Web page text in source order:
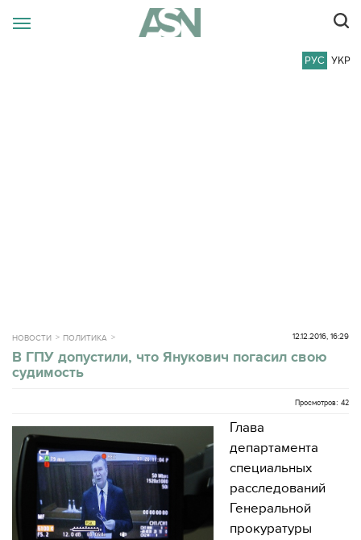
РУС УКР
НОВОСТИ ПОЛИТИКА 12.12.2016, 16:29
В ГПУ допустили, что Янукович погасил свою
судимость
Просмотров: 42
Глава
департамента
специальных
расследований
Генеральной
прокуратуры